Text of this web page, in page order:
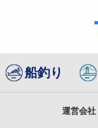
船釣り
運営会社